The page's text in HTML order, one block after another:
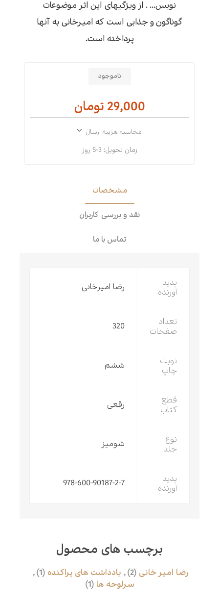
نویس... . از ویژگیهای این اثر موضوعات
گوناگون و جذابی است که امیرخانی به آنها
پرداخته است.
ناموجود
29,000 تومان
محاسبه هزینه ارسال
زمان تحویل: 3-5 روز
مشخصات
نقد و بررسی کاربران
تماس با ما
پدید
آورنده
رضا امیرخانی
تعداد
صفحات
320
نوبت
چاپ
ششم
قطع
کتاب
رقعی
نوع
جلد
شومیز
پدید
آورنده
978-600-90187-2-7
برچسب های محصول
رضا امیر خانی (2)
, یادداشت های پراکنده (1)
,
سرلوحه ها (1)